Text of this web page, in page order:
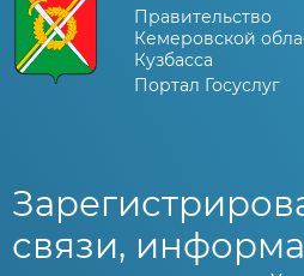
Правительство
Кемеровской
Кузбасса
Портал Госуслуг
связи,